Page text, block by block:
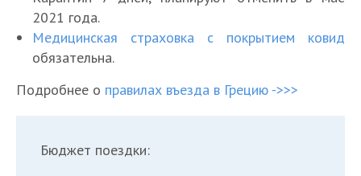
2021 года.
Медицинская страховка с покрытием ковид
обязательна.
Подробнее о правилах въезда в Грецию ->>>
Бюджет поездки: